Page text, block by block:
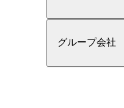
グループ会社